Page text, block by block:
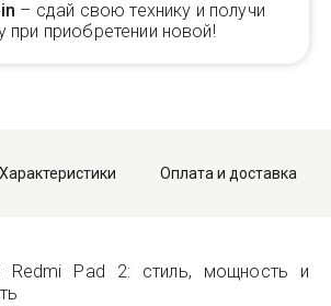
– сдай свою технику и получи
при приобретении новой!
Характеристики Оплата и доставка
Redmi Pad 2: стиль, мощность и